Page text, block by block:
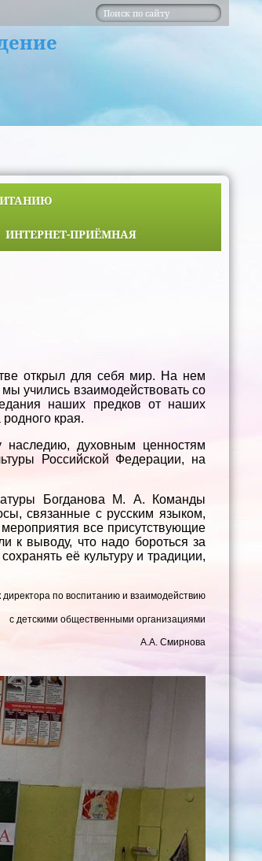
ИНТЕРНЕТ-ПРИЁМНАЯ
открыл для себя мир. На нем
учились взаимодействовать со
наших предков от наших
края.
наследию, духовным ценностям
Российской Федерации, на
Богданова М. А. Команды
связанные с русским языком,
все присутствующие
к выводу, что надо бороться за
её культуру и традиции,
директора по воспитанию и взаимодействию
с детскими общественными организациями
А.А. Смирнова